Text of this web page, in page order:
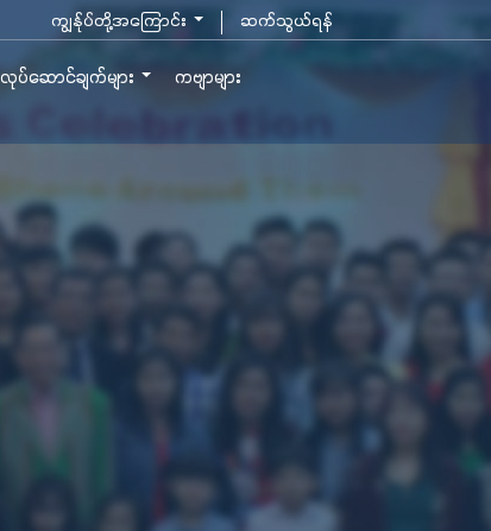
ကျွန်ုပ်တို့အကြောင်း ဆက်သွယ်ရန်
လုပ်ဆောင်ချက်များ ကဗျာများ